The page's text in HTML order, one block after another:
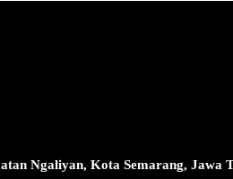
Ngaliyan, Kota Semarang, Jawa